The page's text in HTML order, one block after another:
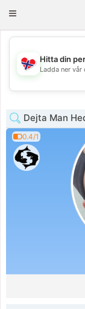
Toggle
💖
Hitta din
Ladda ner vår
Dejta Man
0.4/1